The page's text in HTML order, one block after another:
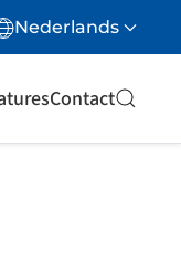
Nederlands
Contact